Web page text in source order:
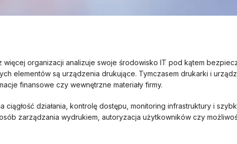
organizacji analizuje swoje środowisko IT pod kątem
elementów są urządzenia drukujące. Tymczasem drukarki i
finansowe czy wewnętrzne materiały firmy.
działania, kontrolę dostępu, monitoring infrastruktury i
zarządzania wydrukiem, autoryzacja użytkowników czy